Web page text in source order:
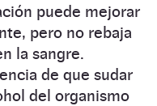
puede mejorar
pero no rebaja
la sangre.
de que sudar
del organismo